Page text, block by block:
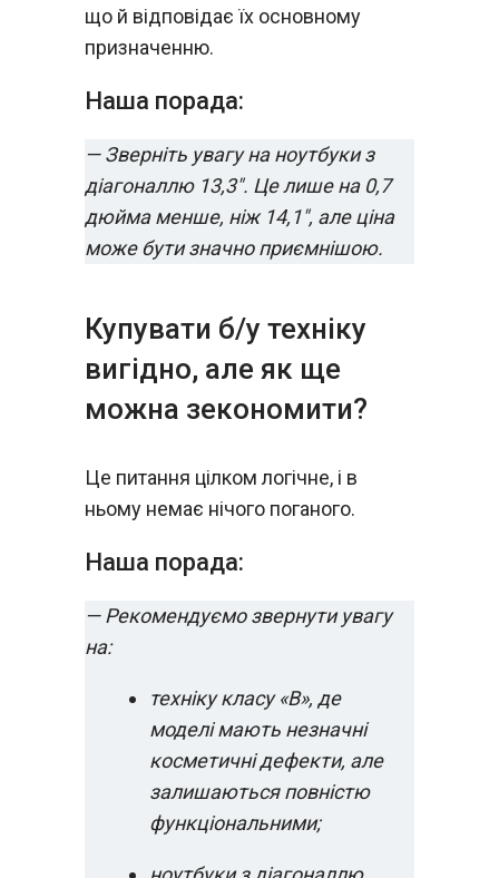
що й відповідає їх основному
призначенню.
Наша порада:
— Зверніть увагу на ноутбуки з
діагоналлю 13,3". Це лише на 0,7
дюйма менше, ніж 14,1", але ціна
може бути значно приємнішою.
Купувати б/у техніку
вигідно, але як ще
можна зекономити?
Це питання цілком логічне, і в
ньому немає нічого поганого.
Наша порада:
— Рекомендуємо звернути увагу
на:
техніку класу «B», де
моделі мають незначні
косметичні дефекти, але
залишаються повністю
функціональними;